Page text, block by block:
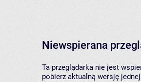
Niewspierana
Ta przeglądarka nie jest
pobierz aktualną wersję